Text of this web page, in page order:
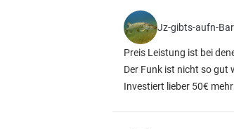
Jz-gibts-aufn-
Preis Leistung ist bei
Der Funk ist nicht so gut
Investiert lieber 50€